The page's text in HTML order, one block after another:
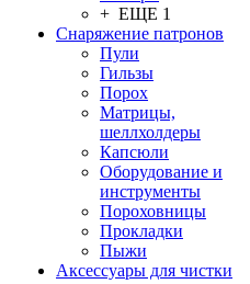
+ ЕЩЕ 1
Снаряжение патронов
Пули
Гильзы
Порох
Матрицы,
шеллхолдеры
Капсюли
Оборудование и
инструменты
Пороховницы
Прокладки
Пыжи
Аксессуары для чистки